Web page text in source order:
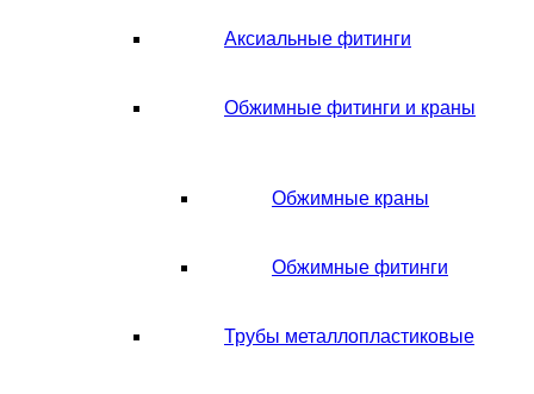
Аксиальные фитинги
Обжимные фитинги и краны
Обжимные краны
Обжимные фитинги
Трубы металлопластиковые